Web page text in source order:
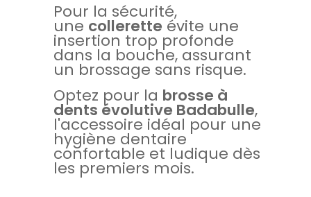
Pour la sécurité,
une collerette évite une
insertion trop profonde
dans la bouche, assurant
un brossage sans risque.
Optez pour la brosse à
dents évolutive Badabulle,
l'accessoire idéal pour une
hygiène dentaire
confortable et ludique dès
les premiers mois.